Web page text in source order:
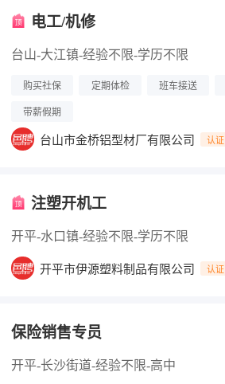
电工/机修
台山-大江镇-经验不限-学历不限
购买社保 定期体检 班车接送
带薪假期
台山市金桥铝型材厂有限公司 认证
注塑开机工
开平-水口镇-经验不限-学历不限
开平市伊源塑料制品有限公司 认证
保险销售专员
开平-长沙街道-经验不限-高中